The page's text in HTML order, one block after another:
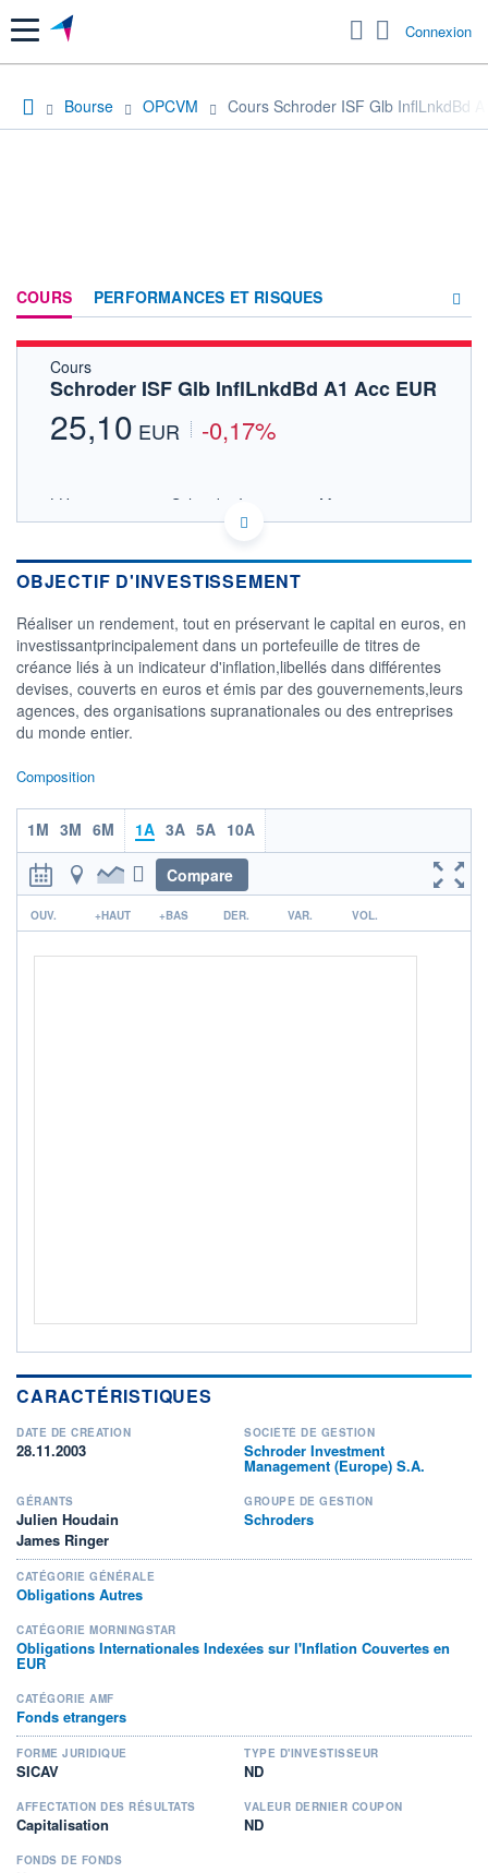
Menu Connexion
Bourse OPCVM Cours Schroder ISF Glb InflLnkdBd
COURS PERFORMANCES ET RISQUES
Cours
Schroder ISF Glb InflLnkdBd A1 Acc EUR
25,10 EUR -0,17%
LU0180781477 - Schroder Investment Management
(Europe) S.A.
Consulter le prospectus / DIC
25,0
26,0
CATÉGORIE MORNINGSTAR
Obligations Internationales
Indexées sur l'Inflation
Couvertes en EUR
FONDS PARTENAIRES
TARIFS PRIVILÉGIÉS 0%
ÉLIGIBILITÉ
OBJECTIF D'INVESTISSEMENT
Réaliser un rendement, tout en préservant le capital en euros, en
investissantprincipalement dans un portefeuille de titres de
créance liés à un indicateur d'inflation,libellés dans différentes
devises, couverts en euros et émis par des gouvernements,leurs
agences, des organisations supranationales ou des entreprises
du monde entier.
Composition
1M 3M 6M 1A 3A 5A 10A
Compare
r
OUV. +HAUT +BAS DER. VAR. VOL.
CARACTÉRISTIQUES
DATE DE CRÉATION
28.11.2003
SOCIÉTÉ DE GESTION
Schroder Investment
Management (Europe) S.A.
GÉRANTS
Julien Houdain
James Ringer
GROUPE DE GESTION
Schroders
CATÉGORIE GÉNÉRALE
Obligations Autres
CATÉGORIE MORNINGSTAR
Obligations Internationales Indexées sur l'Inflation Couvertes en
EUR
CATÉGORIE AMF
Fonds etrangers
FORME JURIDIQUE
SICAV
TYPE D'INVESTISSEUR
ND
AFFECTATION DES RÉSULTATS
Capitalisation
VALEUR DERNIER COUPON
ND
FONDS DE FONDS